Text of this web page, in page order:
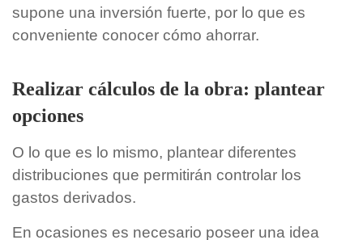
supone una inversión fuerte, por lo que es
conveniente conocer cómo ahorrar.
Realizar cálculos de la obra: plantear
opciones
O lo que es lo mismo, plantear diferentes
distribuciones que permitirán controlar los
gastos derivados.
En ocasiones es necesario poseer una idea